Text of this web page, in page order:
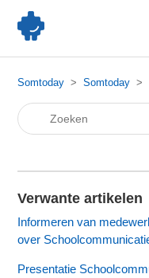
Somtoday Somtoday
Verwante artikelen
Informeren van
over
Presentatie